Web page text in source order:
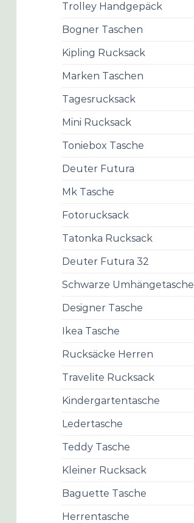
Trolley Handgepäck
Bogner Taschen
Kipling Rucksack
Marken Taschen
Tagesrucksack
Mini Rucksack
Toniebox Tasche
Deuter Futura
Mk Tasche
Fotorucksack
Tatonka Rucksack
Deuter Futura 32
Schwarze Umhängetasche
Designer Tasche
Ikea Tasche
Rucksäcke Herren
Travelite Rucksack
Kindergartentasche
Ledertasche
Teddy Tasche
Kleiner Rucksack
Baguette Tasche
Herrentasche